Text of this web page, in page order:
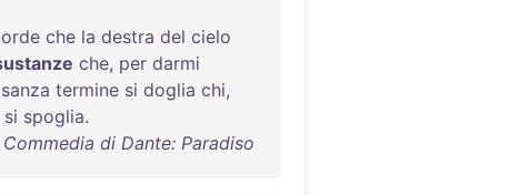
che la destra del cielo
che, per darmi
sanza termine si doglia chi,
si spoglia.
di Dante: Paradiso